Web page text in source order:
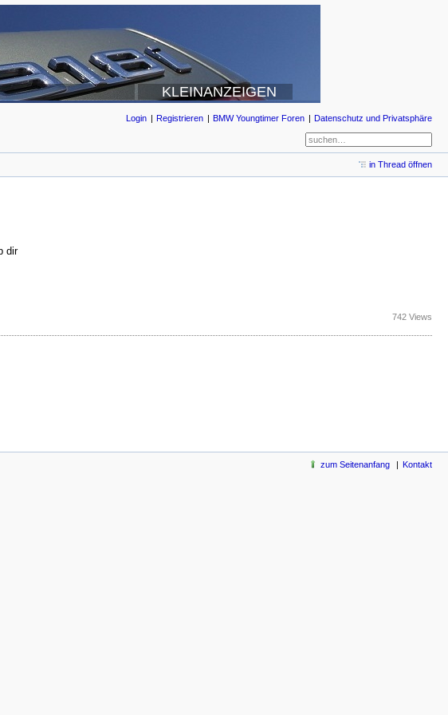
KLEINANZEIGEN
Login Registrieren BMW Youngtimer Foren Datenschutz und Privatsphäre
in Thread öffnen
dir
742 Views
zum Seitenanfang Kontakt